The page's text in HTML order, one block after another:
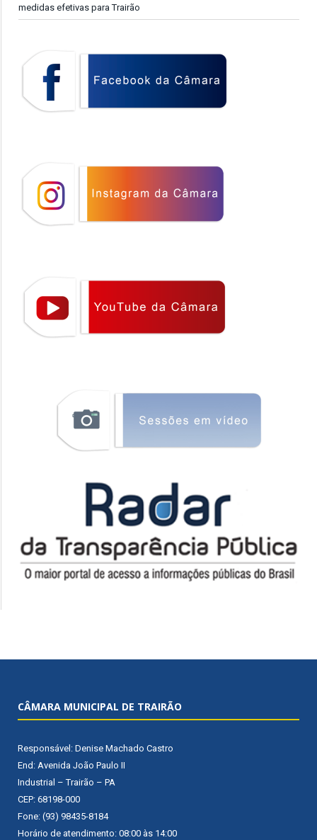
medidas efetivas para Trairão
CÂMARA MUNICIPAL DE TRAIRÃO
Responsável: Denise Machado Castro
End: Avenida João Paulo II
Industrial – Trairão – PA
CEP: 68198-000
Fone: (93) 98435-8184
Horário de atendimento: 08:00 às 14:00